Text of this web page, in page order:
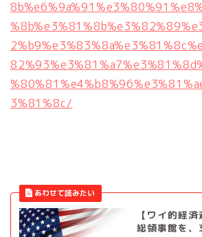
3%81%8c/
【ワイ的経
総領事館を